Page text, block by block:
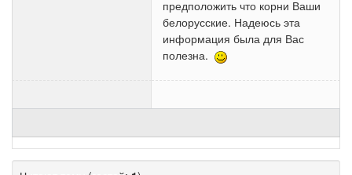
предположить что корни Ваши
белорусские. Надеюсь эта
информация была для Вас
полезна.